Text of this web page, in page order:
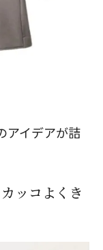
アイデアが詰
ッコよくき